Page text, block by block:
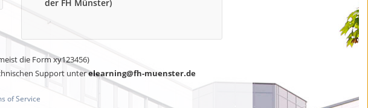
der FH Münster)
die Form xy123456)
Support unterelearning@fh-muenster.de
of Service